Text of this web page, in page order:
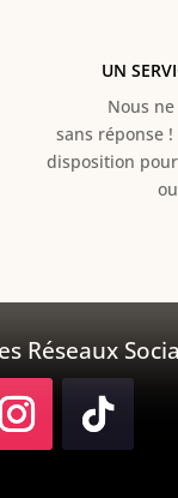
UN
Nous ne
sans réponse
disposition
ou
Réseaux